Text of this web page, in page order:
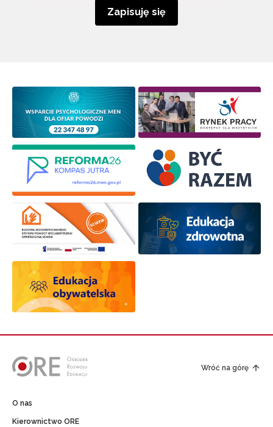
Zapisuję się
Wróć na górę
O nas
Kierownictwo ORE
Newsletter ORE
Wyrażam zgodę na przetwarzanie moich danych
osobowych przez ORE w celach marketingowych.
Zapisuję się